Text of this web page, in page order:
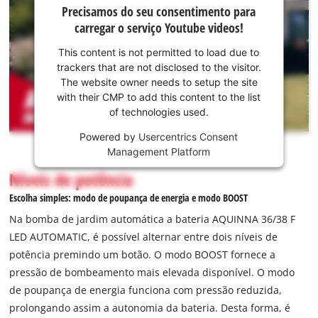
protegida por uma proteção contra funcionamento a seco,
que desliga automaticamente o aparelho assim que não seja
possível aspirar mais água. A bomba de superfície automática
a bateria está equipado com uma pega de transporte central
para fácil transporte e com furos de fixação para uma fixação
num local permanente. A bomba está equipada com duas
uniões roscadas em metal robustas. O aparelho é fornecido
sem bat. nem carreg. Estes estão disp. em separado.
consentimento
para carregar o
serviço
Youtube!
This
content
is
permitted
to
load
to
trackers
that
are
not
to
Precisamos do seu consentimento para
carregar o serviço Youtube videos!
This content is not permitted to load due to
trackers that are not disclosed to the visitor.
The website owner needs to setup the site
with their CMP to add this content to the list
of technologies used.
Powered by Usercentrics Consent
Management Platform
Níveis de potência
Escolha simples: modo de poupança de energia e modo BOOST
Na bomba de jardim automática a bateria AQUINNA 36/38 F
LED AUTOMATIC, é possível alternar entre dois níveis de
potência premindo um botão. O modo BOOST fornece a
pressão de bombeamento mais elevada disponível. O modo
de poupança de energia funciona com pressão reduzida,
prolongando assim a autonomia da bateria. Desta forma, é